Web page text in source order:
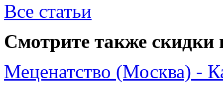
Все статьи
Смотрите также скидки
Меценатство (Москва) -